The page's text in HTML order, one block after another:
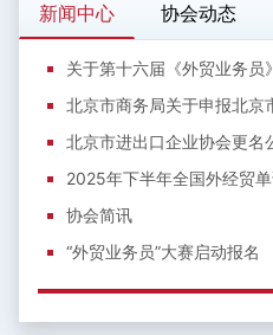
新闻中心 协会动态
关于第十六届《外贸业务员
北京市商务局关于申报北京
北京市进出口企业协会更名
2025年下半年全国外经贸
协会简讯
“外贸业务员”大赛启动报名